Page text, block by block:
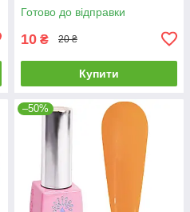
Готово до відправки
10 ₴ 20 ₴
Купити
–50%